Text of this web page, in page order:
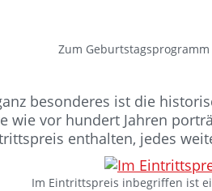
Zum
besonderes ist die
wie vor hundert Jahren
enthalten, jedes
Im Eintrittspreis inbegriffen ist